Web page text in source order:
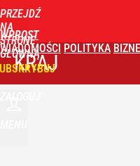
PRZEJDŹ
NA
STRONĘ
GŁÓWNĄ
WPROST
WIADOMOŚCI POLITYKA
KRAJ